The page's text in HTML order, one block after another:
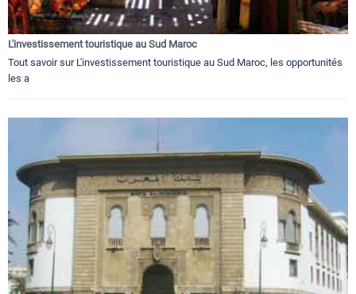
L'investissement touristique au Sud Maroc
Tout savoir sur L'investissement touristique au Sud Maroc, les opportunités
les a